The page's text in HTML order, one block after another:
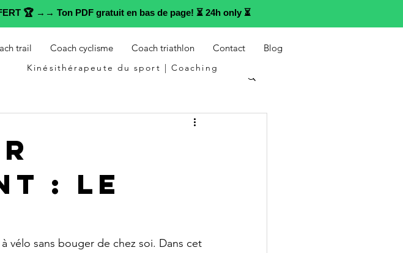
🏆 →→ Ton PDF gratuit en bas de page! ⏳ 24h only ⏳
trail Coach cyclisme Coach triathlon Contact
Blog
Kinésithérapeute du sport | Coaching
: LE
vélo sans bouger de chez soi. Dans cet